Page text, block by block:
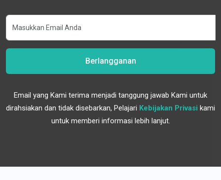
Berlangganan
Email yang Kami terima menjadi tanggung jawab Kami untuk
dirahsiakan dan tidak disebarkan, Pelajari Kebijakan Privasi kami
untuk memberi informasi lebih lanjut.